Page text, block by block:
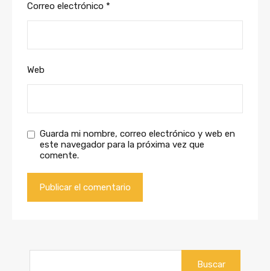
Correo electrónico *
Web
Guarda mi nombre, correo electrónico y web en
este navegador para la próxima vez que
comente.